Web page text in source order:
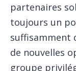
partenaires
toujours un
suffisamment
de nouvelles
groupe